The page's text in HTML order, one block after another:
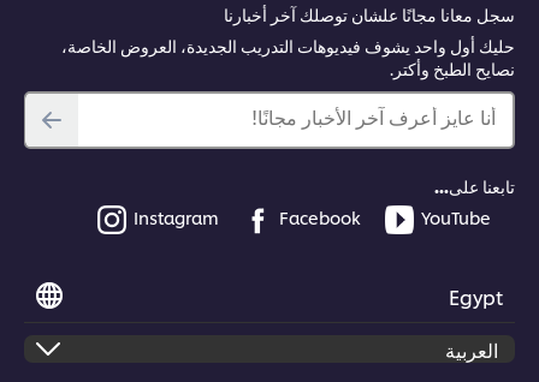
سجل معانا مجانًا علشان توصلك آخر أخبارنا
حليك أول واحد يشوف فيديوهات التدريب الجديدة، العروض الخاصة،
نصايح الطبخ وأكتر.
أنا عايز أعرف آخر الأخبار مجانًا!
تابعنا على...
YouTube
Facebook
Instagram
Egypt